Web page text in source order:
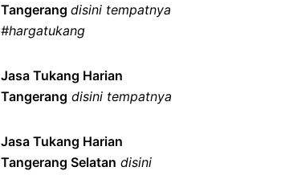
Tangerang disini tempatnya
#hargatukang
Jasa Tukang Harian
Tangerang disini tempatnya
Jasa Tukang Harian
Tangerang Selatan disini